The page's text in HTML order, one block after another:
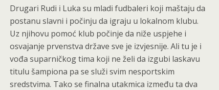
Drugari Rudi i Luka su mladi fudbaleri koji maštaju da
postanu slavni i počinju da igraju u lokalnom klubu.
Uz njihovu pomoć klub počinje da niže uspjehe i
osvajanje prvenstva države sve je izvjesnije. Ali tu je i
vođa suparničkog tima koji ne želi da izgubi laskavu
titulu šampiona pa se služi svim nesportskim
sredstvima. Tako se finalna utakmica između ta dva